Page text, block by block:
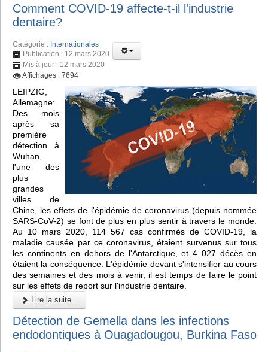
Comment COVID-19 affecte-t-il l'industrie
dentaire?
Catégorie : Internationales
Publication : 12 mars 2020
Mis à jour : 12 mars 2020
Affichages : 7694
LEIPZIG,
Allemagne:
Des mois
après sa
première
détection à
Wuhan,
l'une des
plus
grandes
villes de
Chine, les effets de l'épidémie de coronavirus (depuis nommée
SARS-CoV-2) se font de plus en plus sentir à travers le monde.
Au 10 mars 2020, 114 567 cas confirmés de COVID-19, la
maladie causée par ce coronavirus, étaient survenus sur tous
les continents en dehors de l'Antarctique, et 4 027 décès en
étaient la conséquence. L'épidémie devant s'intensifier au cours
des semaines et des mois à venir, il est temps de faire le point
sur les effets de report sur l'industrie dentaire.
Lire la suite...
Détection de Gemella dans les infections
endodontiques à Ouagadougou, Burkina Faso